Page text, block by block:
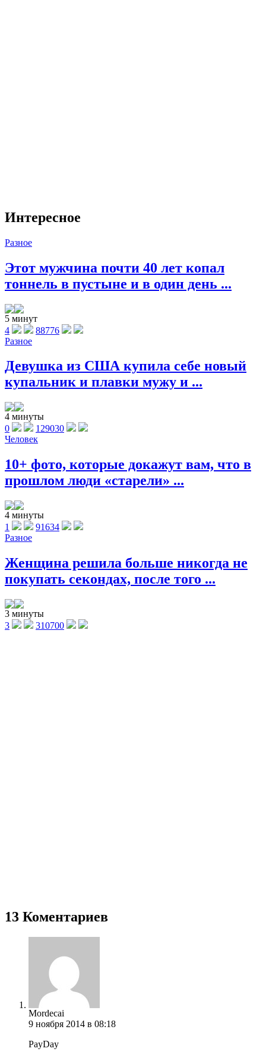
Интересное
Разное
Этот мужчина почти 40 лет копал
тоннель в пустыне и в один день ...
5 минут
4
88776
Разное
Девушка из США купила себе новый
купальник и плавки мужу и ...
4 минуты
0
129030
Человек
10+ фото, которые докажут вам, что в
прошлом люди «старели» ...
4 минуты
1
91634
Разное
Женщина решила больше никогда не
покупать секондах, после того ...
3 минуты
3
310700
13 Коментариев
Mordecai
9 ноября 2014 в 08:18
PayDay